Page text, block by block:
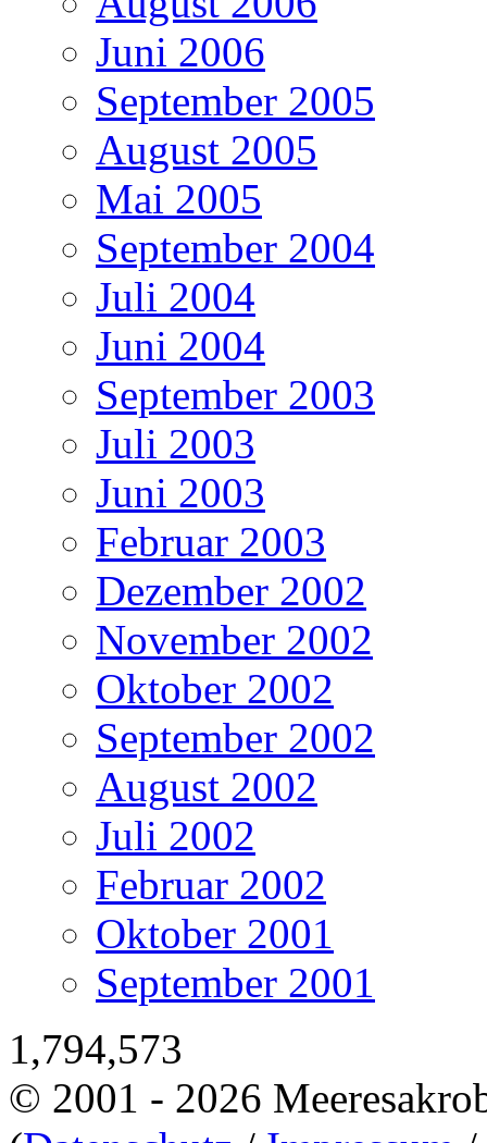
Juni 2006
September 2005
August 2005
Mai 2005
September 2004
Juli 2004
Juni 2004
September 2003
Juli 2003
Juni 2003
Februar 2003
Dezember 2002
November 2002
Oktober 2002
September 2002
August 2002
Juli 2002
Februar 2002
Oktober 2001
September 2001
1,794,573
© 2001 - 2026